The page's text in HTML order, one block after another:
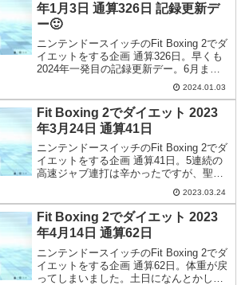
年1月3日 通算326日 記録更新デ
ー🙂
ニンテンドースイッチのFit Boxing 2でダ
イエットをする企画 通算326日。早くも
2024年一発目の記録更新デー。6月まで
には減量を完了させたいので頑張りま
2024.01.03
Fit Boxing 2でダイエット 2023
年3月24日 通算41日
ニンテンドースイッチのFit Boxing 2でダ
イエットをする企画 通算41日。5連続の
高速ジャブ連打は辛かったですが、聖典
「リングにかけろ」のスペシャル・ロー
リング・サンダーをイメージして乗り切
りました。
2023.03.24
Fit Boxing 2でダイエット 2023
年4月14日 通算62日
ニンテンドースイッチのFit Boxing 2でダ
イエットをする企画 通算62日。体重が戻
ってしまいました。土日になんとかした